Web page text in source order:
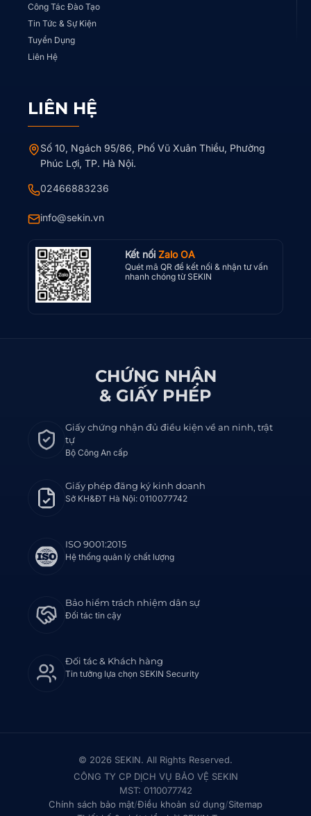
Công Tác Đào Tạo
Tin Tức & Sự Kiện
Tuyển Dụng
Liên Hệ
LIÊN HỆ
Số 10, Ngách 95/86, Phố Vũ Xuân Thiều, Phường
Phúc Lợi, TP. Hà Nội.
02466883236
info@sekin.vn
Kết nối Zalo OA
Quét mã QR để kết nối & nhận tư vấn
nhanh chóng từ SEKIN
CHỨNG NHẬN
& GIẤY PHÉP
Giấy chứng nhận đủ điều kiện về an ninh, trật
tự
Bộ Công An cấp
Giấy phép đăng ký kinh doanh
Sở KH&ĐT Hà Nội: 0110077742
ISO 9001:2015
Hệ thống quản lý chất lượng
Bảo hiểm trách nhiệm dân sự
Đối tác tin cậy
Đối tác & Khách hàng
Tin tưởng lựa chọn SEKIN Security
© 2026 SEKIN. All Rights Reserved.
CÔNG TY CP DỊCH VỤ BẢO VỆ SEKIN
MST: 0110077742
Chính sách bảo mật/Điều khoản sử dụng/Sitemap